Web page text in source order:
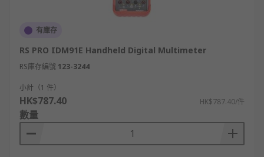
有庫存
RS PRO IDM91E Handheld Digital Multimeter
RS庫存編號 123-3244
小計（1 件）
HK$787.40 HK$787.40/件
數量